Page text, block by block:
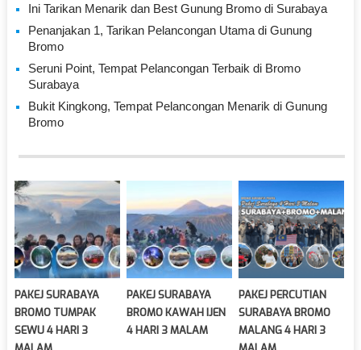
Ini Tarikan Menarik dan Best Gunung Bromo di Surabaya
Penanjakan 1, Tarikan Pelancongan Utama di Gunung
Bromo
Seruni Point, Tempat Pelancongan Terbaik di Bromo
Surabaya
Bukit Kingkong, Tempat Pelancongan Menarik di Gunung
Bromo
PAKEJ SURABAYA
BROMO TUMPAK
SEWU 4 HARI 3
PAKEJ SURABAYA
BROMO KAWAH IJEN
4 HARI 3 MALAM
PAKEJ PERCUTIAN
SURABAYA BROMO
MALANG 4 HARI 3